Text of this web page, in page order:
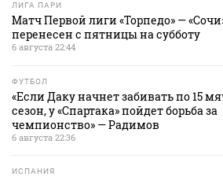
ЛИГА ПАРИ
Матч Первой лиги «Торпедо» —
перенесен с пятницы на субботу
6 августа 22:44
ФУТБОЛ
«Если Даку начнет забивать по 15
сезон, у «Спартака» пойдет борьба за
чемпионство» — Радимов
6 августа 22:36
ИСПАНИЯ